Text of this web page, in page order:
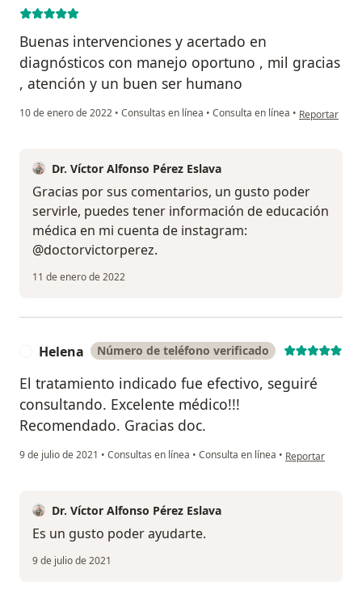
Buenas intervenciones y acertado en
diagnósticos con manejo oportuno , mil gracias
, atención y un buen ser humano
10 de enero de 2022 • Consultas en línea • Consulta en línea • en opinión
Reportar
Dr. Víctor Alfonso Pérez Eslava
Gracias por sus comentarios, un gusto poder
servirle, puedes tener información de educación
médica en mi cuenta de instagram:
@doctorvictorperez.
11 de enero de 2022
Helena Número de teléfono verificado
El tratamiento indicado fue efectivo, seguiré
consultando. Excelente médico!!!
Recomendado. Gracias doc.
9 de julio de 2021 • Consultas en línea • Consulta en línea • en opinión del
Reportar
Dr. Víctor Alfonso Pérez Eslava
Es un gusto poder ayudarte.
9 de julio de 2021